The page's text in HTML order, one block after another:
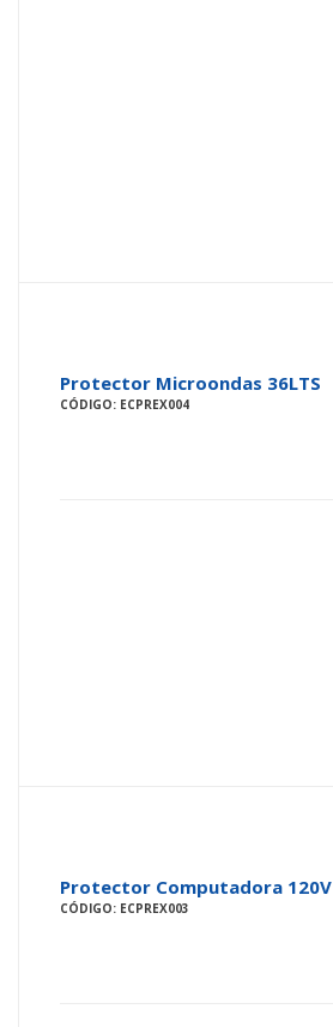
Protector Microondas 36LTS
CÓDIGO: ECPREX004
Protector Computadora 120V
CÓDIGO: ECPREX003